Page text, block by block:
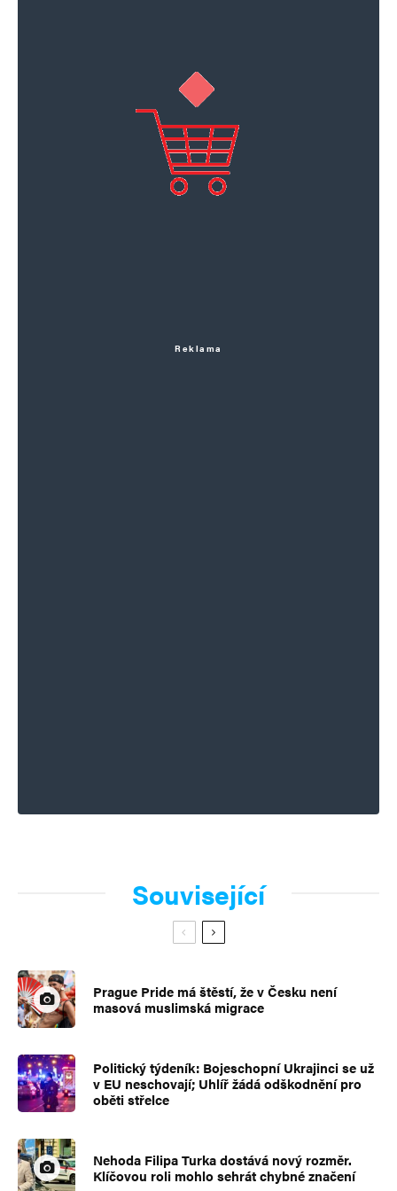
Reklama
Související
Prague Pride má štěstí, že v Česku není
masová muslimská migrace
Politický týdeník: Bojeschopní Ukrajinci se už
v EU neschovají; Uhlíř žádá odškodnění pro
oběti střelce
Nehoda Filipa Turka dostává nový rozměr.
Klíčovou roli mohlo sehrát chybné značení